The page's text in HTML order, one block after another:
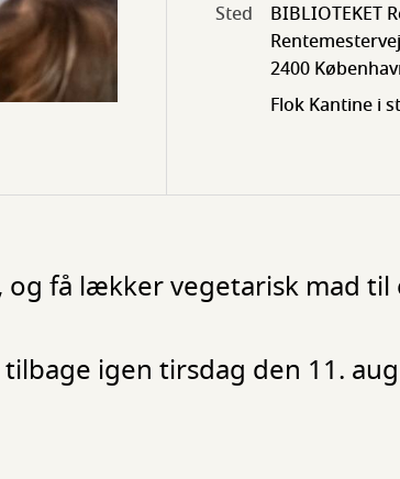
Sted
BIBLIOTEKET
2400
Flok Kantine i
og få lækker vegetarisk mad
igen tirsdag den 11.